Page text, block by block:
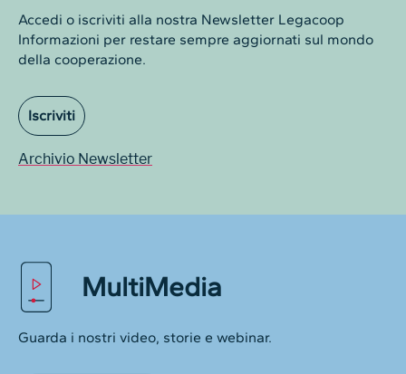
Accedi o iscriviti alla nostra Newsletter Legacoop
Informazioni per restare sempre aggiornati sul mondo
della cooperazione.
Iscriviti
Archivio Newsletter
MultiMedia
Guarda i nostri video, storie e webinar.